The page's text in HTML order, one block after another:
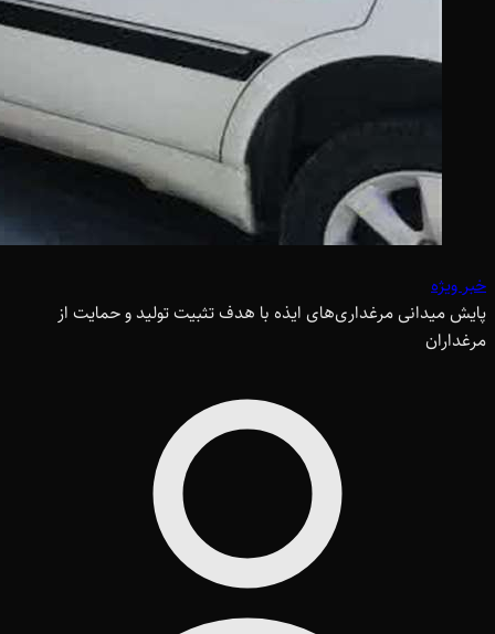
خبر ویژه
پایش میدانی مرغداری‌های ایذه با هدف تثبیت تولید و حمایت از
مرغداران